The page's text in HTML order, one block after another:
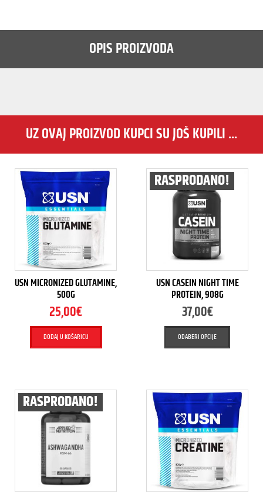
OPIS PROIZVODA
UZ OVAJ PROIZVOD KUPCI SU JOŠ KUPILI ...
USN MICRONIZED GLUTAMINE,
500G
25,00€
DODAJ U KOŠARICU
RASPRODANO!
USN CASEIN NIGHT TIME
PROTEIN, 908G
37,00€
ODABERI OPCIJE
RASPRODANO!